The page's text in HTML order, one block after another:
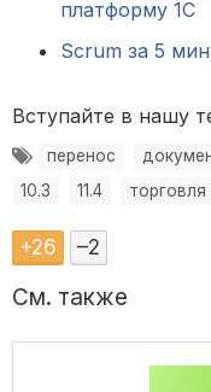
платформу 1С
Scrum за 5
Вступайте в нашу
перенос
10.3
11.4 торговля
+26 –2
См. также